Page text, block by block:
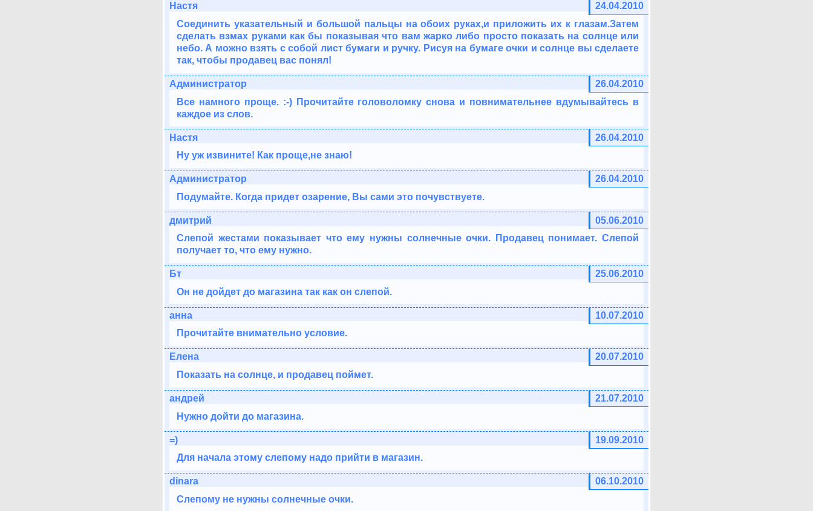
24.04.2010
Настя
Соединить указательный и большой пальцы на обоих руках,и приложить их к глазам.Затем
сделать взмах руками как бы показывая что вам жарко либо просто показать на солнце или
небо. А можно взять с собой лист бумаги и ручку. Рисуя на бумаге очки и солнце вы сделаете
так, чтобы продавец вас понял!
26.04.2010
Администратор
Все намного проще. :-) Прочитайте головоломку снова и повнимательнее вдумывайтесь в
каждое из слов.
26.04.2010
Настя
Ну уж извините! Как проще,не знаю!
26.04.2010
Администратор
Подумайте. Когда придет озарение, Вы сами это почувствуете.
05.06.2010
дмитрий
Слепой жестами показывает что ему нужны солнечные очки. Продавец понимает. Слепой
получает то, что ему нужно.
25.06.2010
Бт
Он не дойдет до магазина так как он слепой.
10.07.2010
анна
Прочитайте внимательно условие.
20.07.2010
Елена
Показать на солнце, и продавец поймет.
21.07.2010
андрей
Нужно дойти до магазина.
19.09.2010
=)
Для начала этому слепому надо прийти в магазин.
06.10.2010
dinara
Слепому не нужны солнечные очки.